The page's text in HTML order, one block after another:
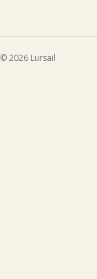
© 2026 Lursail